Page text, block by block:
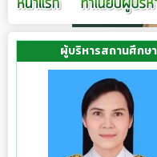
ผู้บริหารสถานศึกษา